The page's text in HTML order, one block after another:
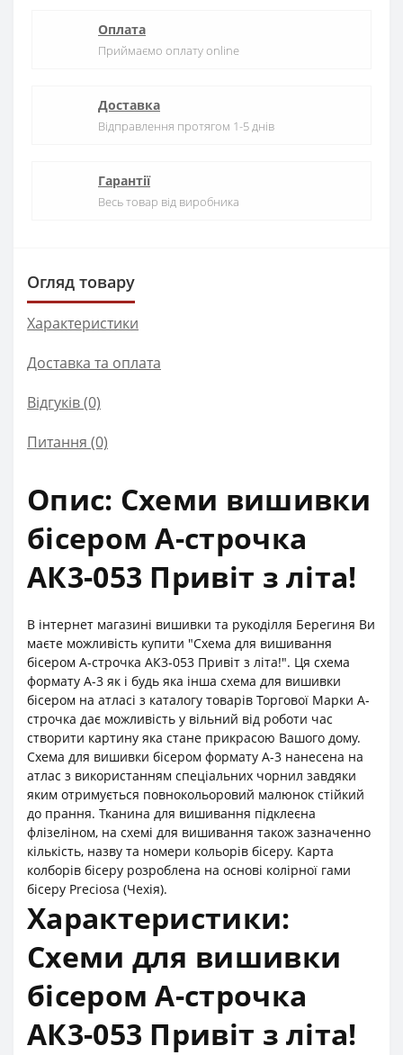
Оплата
Приймаємо оплату online
Доставка
Відправлення протягом 1-5 днів
Гарантії
Весь товар від виробника
Огляд товару
Характеристики
Доставка та оплата
Відгуків (0)
Питання (0)
Опис: Схеми вишивки
бісером А-строчка
АК3-053 Привіт з літа!
В інтернет магазині вишивки та рукоділля Берегиня Ви
маєте можливість купити "Схема для вишивання
бісером А-строчка АК3-053 Привіт з літа!". Ця схема
формату А-3 як і будь яка інша схема для вишивки
бісером на атласі з каталогу товарів Торгової Марки А-
строчка дає можливість у вільний від роботи час
створити картину яка стане прикрасою Вашого дому.
Схема для вишивки бісером формату А-3 нанесена на
атлас з використанням спеціальних чорнил завдяки
яким отримується повнокольоровий малюнок стійкий
до прання. Тканина для вишивання підклеєна
флізеліном, на схемі для вишивання також зазначенно
кількість, назву та номери кольорів бісеру. Карта
колборів бісеру розроблена на основі колірної гами
бісеру Preciosa (Чехія).
Характеристики:
Схеми для вишивки
бісером А-строчка
АК3-053 Привіт з літа!